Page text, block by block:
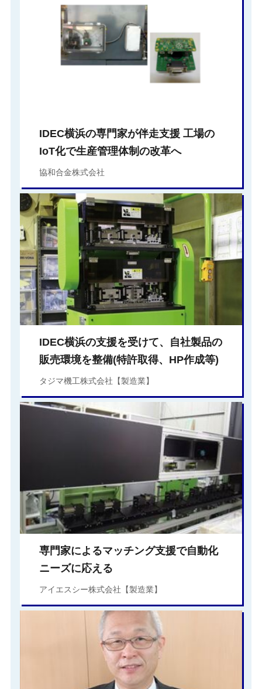
IDEC横浜の専門家が伴走支援 工場の
IoT化で生産管理体制の改革へ
協和合金株式会社
IDEC横浜の支援を受けて、自社製品の
販売環境を整備(特許取得、HP作成等)
タジマ機工株式会社【製造業】
専門家によるマッチング支援で自動化
ニーズに応える
アイエスシー株式会社【製造業】